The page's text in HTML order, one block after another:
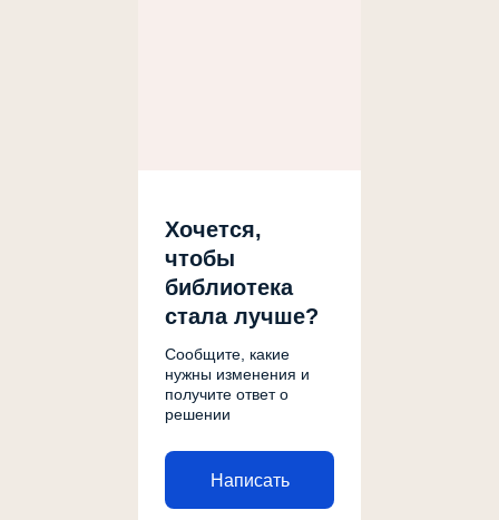
Хочется,
чтобы
библиотека
стала лучше?
Сообщите, какие
нужны изменения и
получите ответ о
решении
Написать